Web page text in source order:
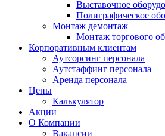
Выставочное
Полиграфическое
Монтаж демонтаж
Монтаж торгового
Корпоративным клиентам
Аутсорсинг персонала
Аутстаффинг персонала
Аренда персонала
Цены
Калькулятор
Акции
О Компании
Вакансии